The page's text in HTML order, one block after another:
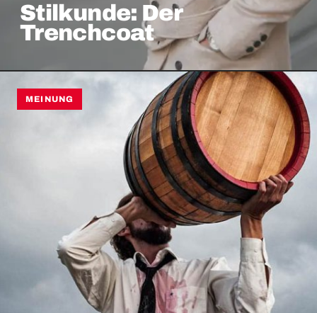
Stilkunde: Der
Trenchcoat
MEINUNG